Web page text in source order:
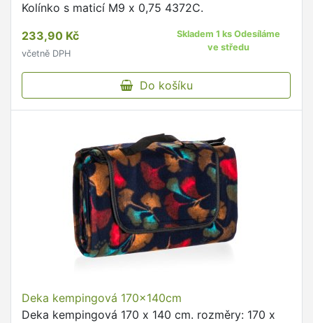
Kolínko s maticí M9 x 0,75 4372C.
233,90 Kč
včetně DPH
Skladem 1 ks Odesíláme
ve středu
Do košíku
Deka kempingová 170x140cm
Deka kempingová 170 x 140 cm. rozměry: 170 x